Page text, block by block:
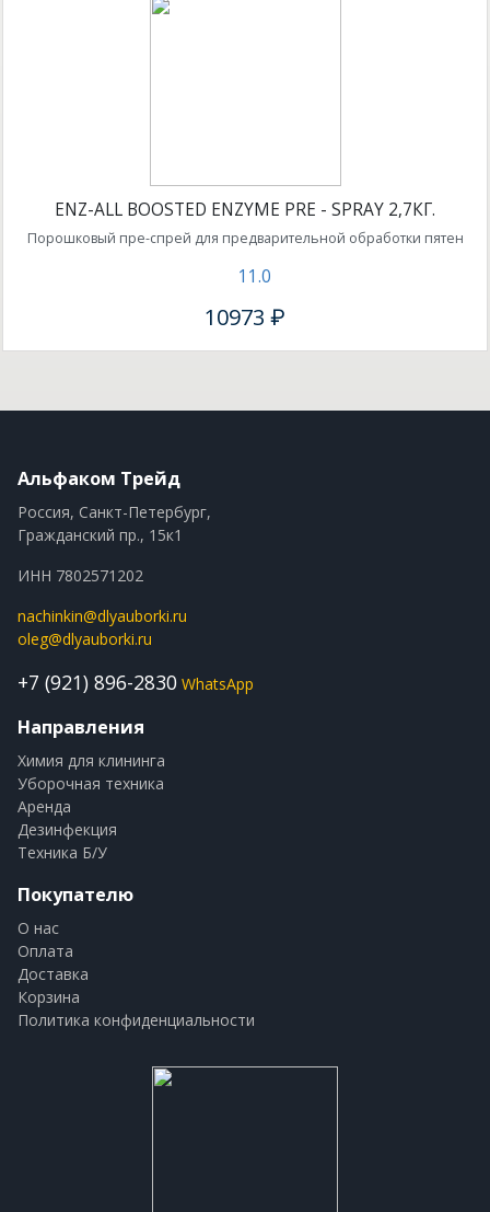
ENZ-ALL BOOSTED ENZYME PRE - SPRAY 2,7КГ.
Порошковый пре-спрей для предварительной обработки пятен
11.0
10973 ₽
Альфаком Трейд
Россия, Санкт-Петербург,
Гражданский пр., 15к1
ИНН 7802571202
nachinkin@dlyauborki.ru
oleg@dlyauborki.ru
+7 (921) 896-2830 WhatsApp
Направления
Химия для клининга
Уборочная техника
Аренда
Дезинфекция
Техника Б/У
Покупателю
О нас
Оплата
Доставка
Корзина
Политика конфиденциальности